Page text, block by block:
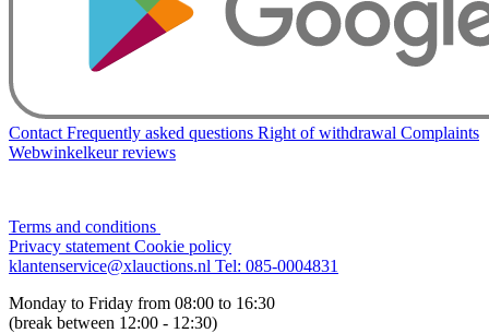
Contact Frequently asked questions Right of withdrawal Complaints
Webwinkelkeur reviews
Terms and conditions
Privacy statement Cookie policy
klantenservice@xlauctions.nl Tel: 085-0004831
Monday to Friday from 08:00 to 16:30
(break between 12:00 - 12:30)